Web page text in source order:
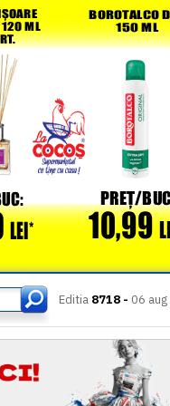
Editia 8718 - 06 aug